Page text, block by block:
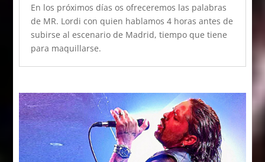
En los próximos días os ofreceremos las palabras
de MR. Lordi con quien hablamos 4 horas antes de
subirse al escenario de Madrid, tiempo que tiene
para maquillarse.